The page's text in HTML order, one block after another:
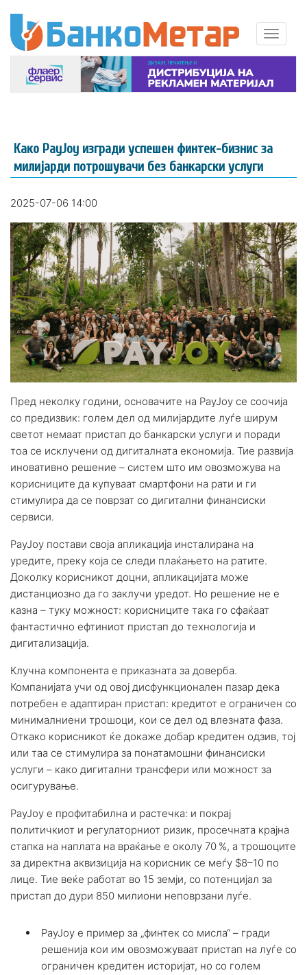
Како PayJoy изгради успешен финтек-бизнис за
милијарди потрошувачи без банкарски услуги
2025-07-06 14:00
Пред неколку години, основачите на PayJoy се соочија
со предизвик: голем дел од милијардите луѓе ширум
светот немаат пристап до банкарски услуги и поради
тоа се исклучени од дигиталната економија. Тие развија
иновативно решение – систем што им овозможува на
корисниците да купуваат смартфони на рати и ги
стимулира да се поврзат со дигитални финансиски
сервиси.
PayJoy постави своја апликација инсталирана на
уредите, преку која се следи плаќањето на ратите.
Доколку корисникот доцни, апликацијата може
дистанциозно да го заклучи уредот. Но решение не е
казна – туку можност: корисниците така го сфаќаат
фантастично ефтиниот пристап до технологија и
дигитализација.
Клучна компонента е приказната за доверба.
Компанијата учи од овој дисфункционален пазар дека
потребен е адаптиран пристап: кредитот е ограничен со
минималниени трошоци, кои се дел од влезната фаза.
Откако корисникот ќе докаже добар кредитен одзив, тој
или таа се стимулира за понатамошни финансиски
услуги – како дигитални трансфери или можност за
осигурување.
PayJoy е профитабилна и растечка: и покрај
политичкиот и регулаторниот ризик, просечната крајна
стапка на наплата на враќање е околу 70 %, а трошоците
за директна аквизиција на корисник се меѓу $8–10 по
лице. Тие веќе работат во 15 земји, со потенцијал за
пристап до дури 850 милиони неповрзани луѓе.
PayJoy е пример за „финтек со мисла“ – гради
решенија кои им овозможуваат пристап на луѓе со
ограничен кредитен историјат, но со голем